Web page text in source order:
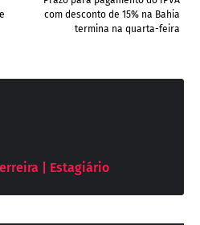
com desconto de 15% na Bahia
termina na quarta-feira
| Estagiário